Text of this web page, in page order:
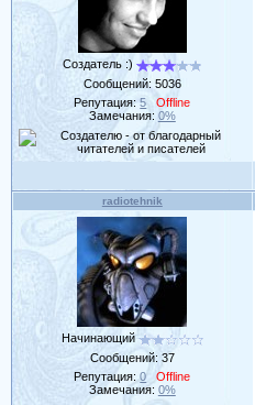
Создатель :)
Сообщений: 5036
Репутация:5
Offline
Замечания: 0%
radiotehnik
Начинающий
Сообщений: 37
Репутация:0
Offline
Замечания: 0%